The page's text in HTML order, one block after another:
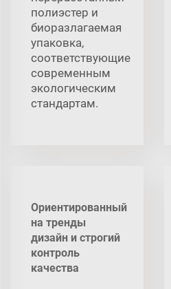
полиэстер и
биоразлагаемая
упаковка,
соответствующие
современным
экологическим
стандартам.
Ориентированный
на тренды
дизайн и строгий
контроль
качества